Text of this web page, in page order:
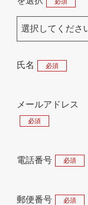
氏名 必須
メールアドレス
必須
電話番号 必須
郵便番号 必須